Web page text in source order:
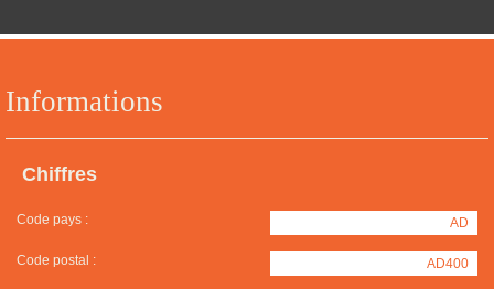
Informations
Chiffres
Code pays : AD
Code postal : AD400